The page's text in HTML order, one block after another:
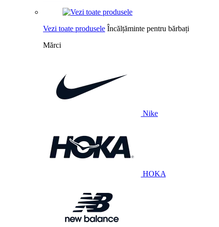
Vezi toate produsele Încălțăminte pentru bărbați
Mărci
Nike
HOKA